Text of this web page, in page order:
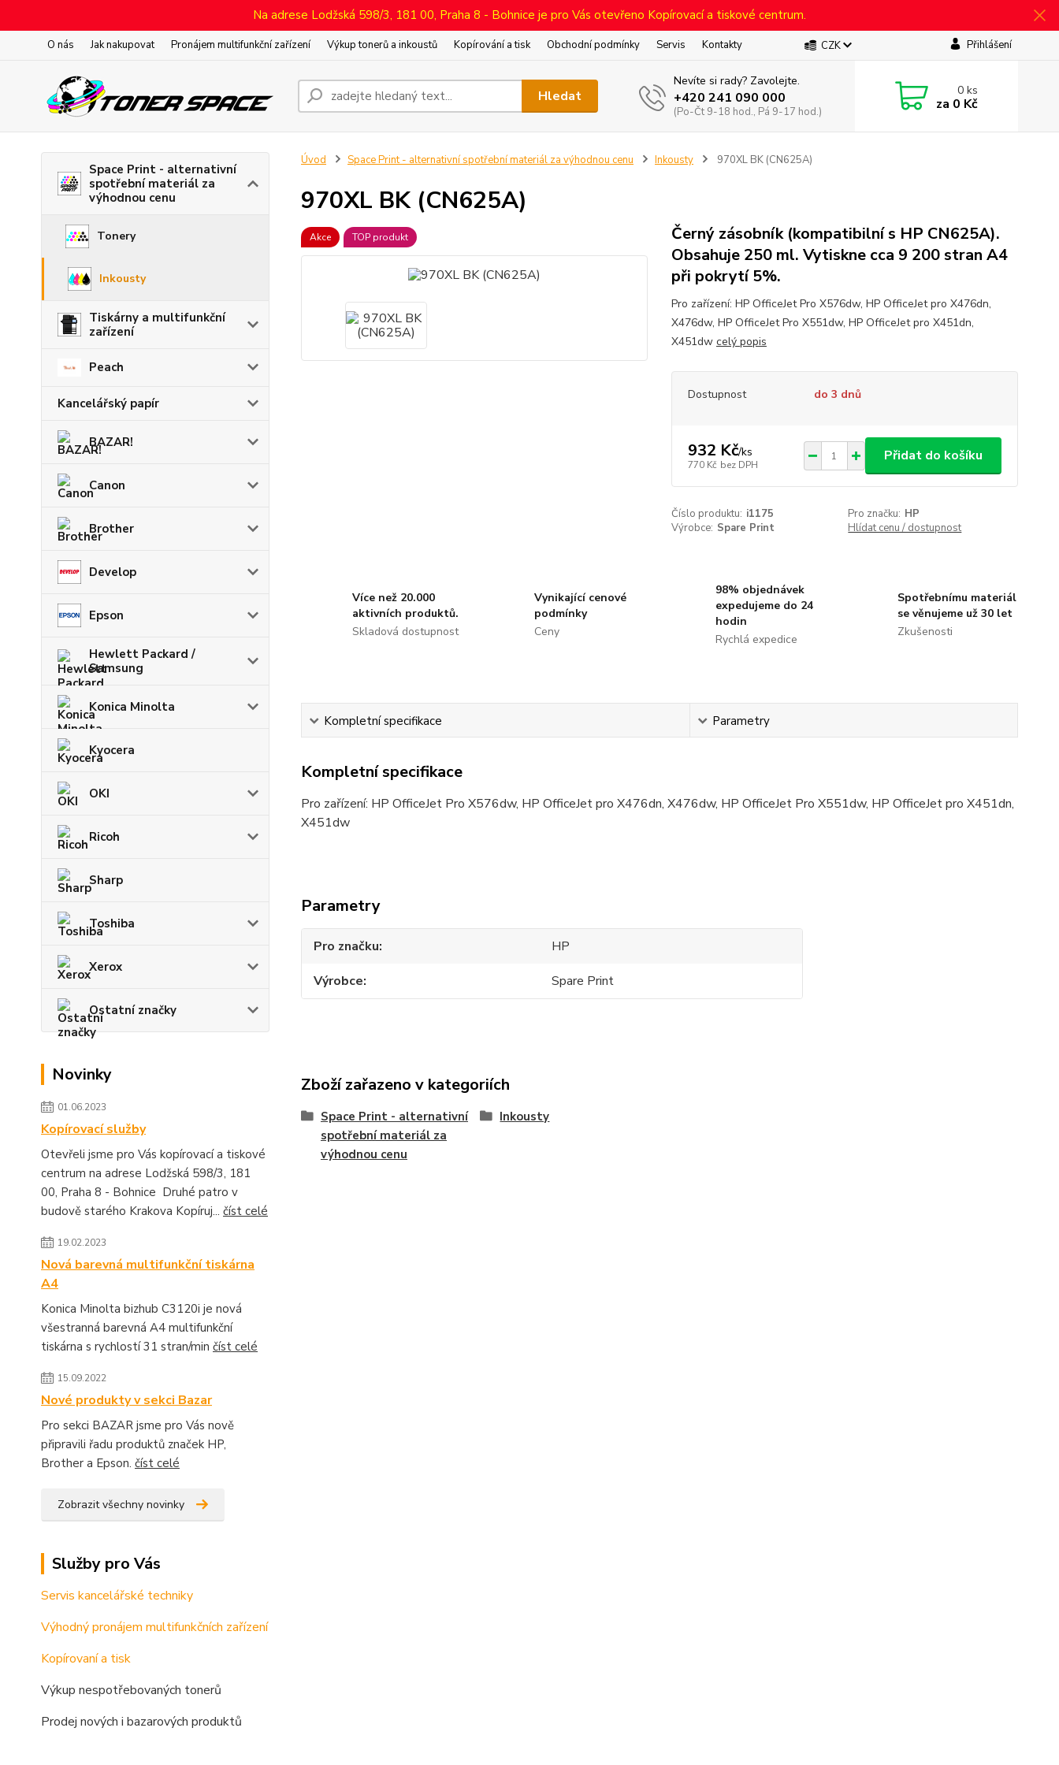
Na adrese Lodžská 598/3, 181 00, Praha 8 - Bohnice je pro Vás otevřeno Kopírovací a tiskové centrum.
O nás Jak nakupovat Pronájem multifunkční zařízení Výkup tonerů a inkoustů Kopírování a tisk Obchodní podmínky Servis Kontakty CZK Přihlášení
Hledat
Nevíte si rady? Zavolejte.
+420 241 090 000
(Po-Čt 9-18 hod., Pá 9-17 hod.)
0ks
za 0 Kč
Space Print - alternativní
spotřební materiál za
výhodnou cenu
Tonery
Inkousty
Tiskárny a multifunkční
zařízení
Peach
Kancelářský papír
BAZAR!
Canon
Brother
Develop
Epson
Hewlett Packard /
Samsung
Konica Minolta
Kyocera
OKI
Ricoh
Sharp
Toshiba
Xerox
Ostatní značky
Novinky
01.06.2023
Kopírovací služby
Otevřeli jsme pro Vás kopírovací a tiskové
centrum na adrese Lodžská 598/3, 181
00, Praha 8 - Bohnice Druhé patro v
budově starého Krakova Kopíruj... číst celé
19.02.2023
Nová barevná multifunkční tiskárna
A4
Konica Minolta bizhub C3120i je nová
všestranná barevná A4 multifunkční
tiskárna s rychlostí 31 stran/min číst celé
15.09.2022
Nové produkty v sekci Bazar
Pro sekci BAZAR jsme pro Vás nově
připravili řadu produktů značek HP,
Brother a Epson. číst celé
Zobrazit všechny novinky
Služby pro Vás
Servis kancelářské techniky
Výhodný pronájem multifunkčních zařízení
Kopírovaní a tisk
Výkup nespotřebovaných tonerů
Prodej nových i bazarových produktů
Úvod Space Print - alternativní spotřební materiál za výhodnou cenu Inkousty 970XL BK (CN625A)
970XL BK (CN625A)
Akce TOP produkt
Černý zásobník (kompatibilní s HP CN625A).
Obsahuje 250 ml. Vytiskne cca 9 200 stran A4
při pokrytí 5%.
Pro zařízení: HP OfficeJet Pro X576dw, HP OfficeJet pro X476dn,
X476dw, HP OfficeJet Pro X551dw, HP OfficeJet pro X451dn,
X451dw celý popis
Dostupnost do 3 dnů
932 Kč/ks
770 Kč bez DPH
Přidat do košíku
Číslo produktu: i1175 Pro značku: HP
Výrobce: Spare Print Hlídat cenu / dostupnost
Více než 20.000
aktivních produktů.
Skladová dostupnost
Vynikající cenové
podmínky
Ceny
98% objednávek
expedujeme do 24
hodin
Rychlá expedice
Spotřebnímu materiál
se věnujeme už 30 let
Zkušenosti
Kompletní specifikace Parametry
Kompletní specifikace
Pro zařízení: HP OfficeJet Pro X576dw, HP OfficeJet pro X476dn, X476dw, HP OfficeJet Pro X551dw, HP OfficeJet pro X451dn,
X451dw
Parametry
Pro značku
HP
Výrobce
Spare Print
Zboží zařazeno v kategoriích
Space Print - alternativní
spotřební materiál za
výhodnou cenu
Inkousty